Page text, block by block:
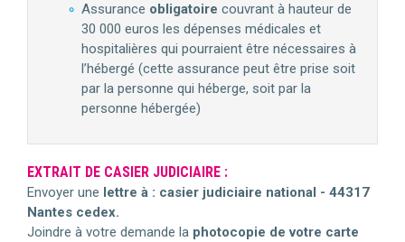
Assurance obligatoire couvrant à hauteur de
30 000 euros les dépenses médicales et
hospitalières qui pourraient être nécessaires à
l’hébergé (cette assurance peut être prise soit
par la personne qui héberge, soit par la
personne hébergée)
EXTRAIT DE CASIER JUDICIAIRE :
Envoyer une lettre à : casier judiciaire national - 44317
Nantes cedex.
Joindre à votre demande la photocopie de votre carte